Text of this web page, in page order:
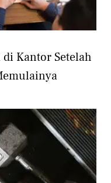
Kantor Setelah